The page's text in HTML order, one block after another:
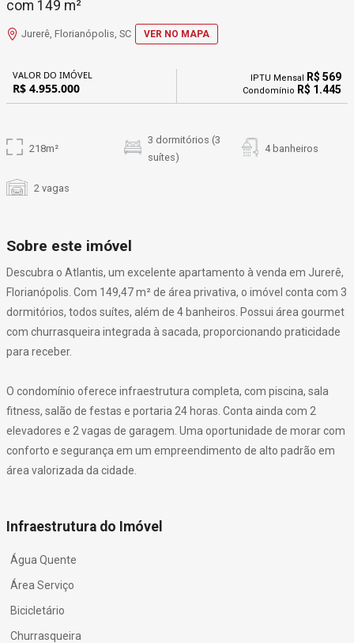
com 149 m²
Jurerê, Florianópolis, SC VER NO MAPA
VALOR DO IMÓVEL
R$ 4.955.000
IPTU Mensal R$ 569
Condomínio R$ 1.445
218m²
3 dormitórios (3
suítes)
4 banheiros
2 vagas
Sobre este imóvel
Descubra o Atlantis, um excelente apartamento à venda em Jurerê,
Florianópolis. Com 149,47 m² de área privativa, o imóvel conta com 3
dormitórios, todos suítes, além de 4 banheiros. Possui área gourmet
com churrasqueira integrada à sacada, proporcionando praticidade
para receber.
O condomínio oferece infraestrutura completa, com piscina, sala
fitness, salão de festas e portaria 24 horas. Conta ainda com 2
elevadores e 2 vagas de garagem. Uma oportunidade de morar com
conforto e segurança em um empreendimento de alto padrão em
área valorizada da cidade.
Infraestrutura do Imóvel
Água Quente
Área Serviço
Bicicletário
Churrasqueira